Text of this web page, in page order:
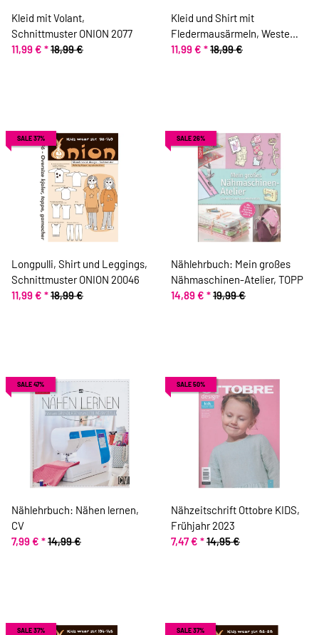
Kleid mit Volant,
Schnittmuster ONION 2077
11,99 € *18,99 €
Kleid und Shirt mit
Fledermausärmeln, Weste
und Stufenrock,
11,99 € *18,99 €
SALE 37%
Longpulli, Shirt und Leggings,
Schnittmuster ONION 20046
11,99 € *18,99 €
SALE 26%
Nählehrbuch: Mein großes
Nähmaschinen-Atelier, TOPP
14,89 € *19,99 €
SALE 47%
Nählehrbuch: Nähen lernen,
CV
7,99 € *14,99 €
SALE 50%
Nähzeitschrift Ottobre KIDS,
Frühjahr 2023
7,47 € *14,95 €
SALE 37% SALE 37%